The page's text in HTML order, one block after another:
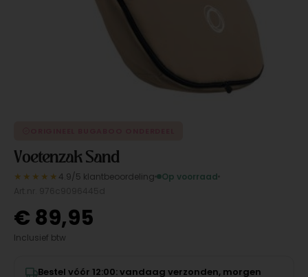
Voetenzak Sand
★★★★★ 4.9/5 klantbeoordeling
Op voorraad
€ 89,95
Inclusief btw
Bestel vóór 12:00: vandaag verzonden, morgen